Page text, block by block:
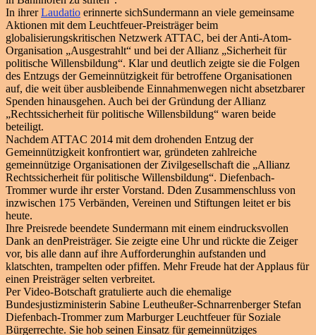
In ihrerLaudatio erinnerte sichSundermann an viele gemeinsame
Aktionen mit dem Leuchtfeuer-Preisträger beim
globalisierungskritischen Netzwerk ATTAC, bei der Anti-Atom-
Organisation „Ausgestrahlt“ und bei der Allianz „Sicherheit für
politische Willensbildung“. Klar und deutlich zeigte sie die Folgen
des Entzugs der Gemeinnützigkeit für betroffene Organisationen
auf, die weit über ausbleibende Einnahmenwegen nicht absetzbarer
Spenden hinausgehen. Auch bei der Gründung der Allianz
„Rechtssicherheit für politische Willensbildung“ waren beide
beteiligt.
Nachdem ATTAC 2014 mit dem drohenden Entzug der
Gemeinnützigkeit konfrontiert war, gründeten zahlreiche
gemeinnützige Organisationen der Zivilgesellschaft die „Allianz
Rechtssicherheit für politische Willensbildung“. Diefenbach-
Trommer wurde ihr erster Vorstand. Dden Zusammenschluss von
inzwischen 175 Verbänden, Vereinen und Stiftungen leitet er bis
heute.
Ihre Preisrede beendete Sundermann mit einem eindrucksvollen
Dank an denPreisträger. Sie zeigte eine Uhr und rückte die Zeiger
vor, bis alle dann auf ihre Aufforderunghin aufstanden und
klatschten, trampelten oder pfiffen. Mehr Freude hat der Applaus für
einen Preisträger selten verbreitet.
Per Video-Botschaft gratulierte auch die ehemalige
Bundesjustizministerin Sabine Leutheußer-Schnarrenberger Stefan
Diefenbach-Trommer zum Marburger Leuchtfeuer für Soziale
Bürgerrechte. Sie hob seinen Einsatz für gemeinnütziges